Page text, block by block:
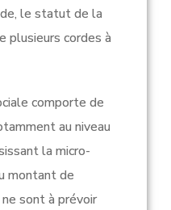
le statut de la
plusieurs cordes à
comporte de
au niveau
la micro-
montant de
sont à prévoir